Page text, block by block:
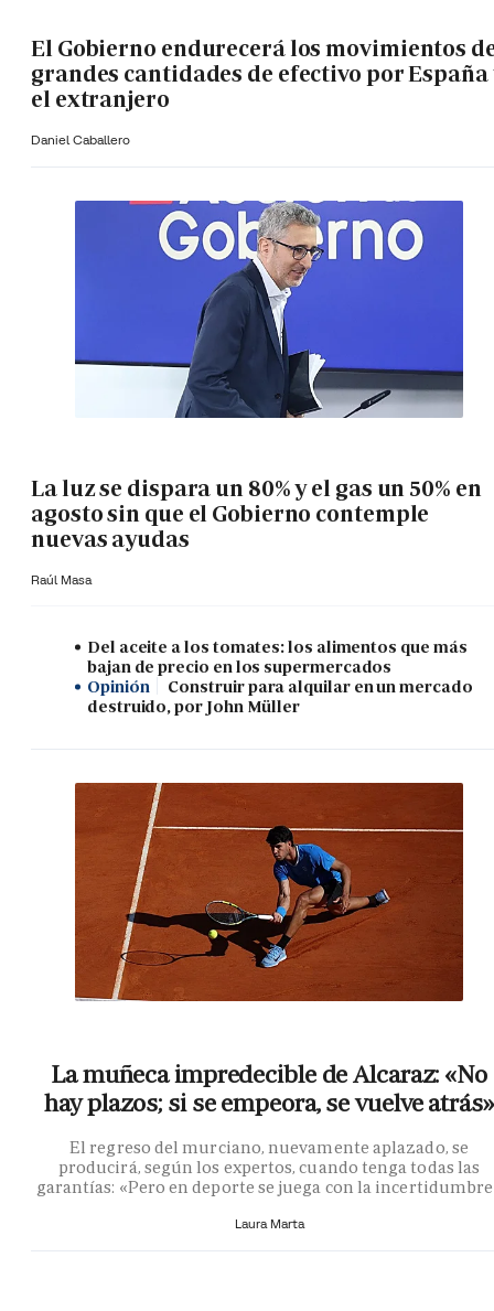
El Gobierno endurecerá los movimientos
grandes cantidades de efectivo por España
el extranjero
Daniel Caballero
La luz se dispara un 80% y el gas un 50% en
agosto sin que el Gobierno contemple
nuevas ayudas
Raúl Masa
Del aceite a los tomates: los alimentos que más
bajan de precio en los supermercados
Opinión
Construir para alquilar en un mercado
destruido, por John Müller
La muñeca impredecible de Alcaraz: «No
hay plazos; si se empeora, se vuelve atrás»
El regreso del murciano, nuevamente aplazado, se
producirá, según los expertos, cuando tenga todas las
garantías: «Pero en deporte se juega con la
Laura Marta